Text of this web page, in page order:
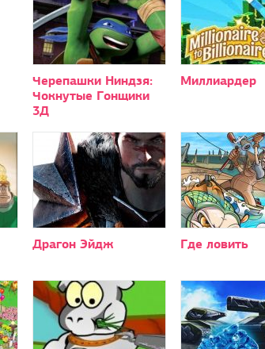
Черепашки Ниндзя:
Чокнутые Гонщики
3Д
Миллиардер
Драгон Эйдж Где ловить